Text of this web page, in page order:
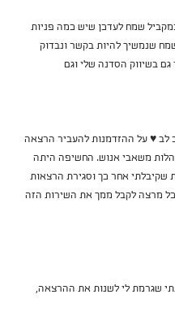
שמח לעדכן שיש כמה פניות
שנמשיך להיות בקשר ונבדוק
בשיווק הסדנה שלי וגם
לב♥️על ההזדמנות להעביר הרצאה
משאבי אנוש. החשיפה היתה
שקיבלתי אחר כך וסגירת הרצאות
מרצה לקבל ממך את השירות הזה
שגרמת לי לשנות את ההרצאה,